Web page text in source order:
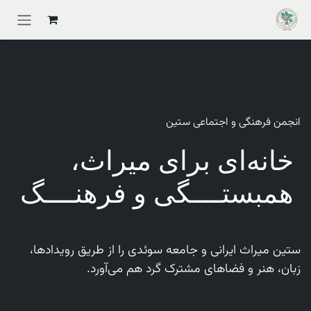
Skip to Content
انجمن فرهنگی و اجتماعی ستین
خانه‌ای برای میراث،
همبستــــگی و فرهنــــگ
ستین میراث ایرانی و جامعه سوئدی را از طریق رویدادها،
زبان، هنر و فضاهای مشترک گرد هم می‌آورد.